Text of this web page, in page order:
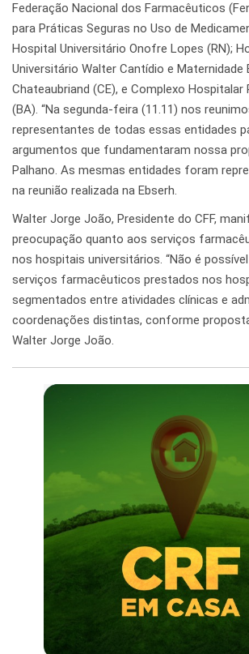
Federação Nacional dos Farmacêuticos
para Práticas Seguras no Uso de
Hospital Universitário Onofre Lopes (RN);
Universitário Walter Cantídio e Maternidade
Chateaubriand (CE), e Complexo Hospitalar
(BA). “Na segunda-feira (11.11) nos
representantes de todas essas entidades
argumentos que fundamentaram nossa
Palhano. As mesmas entidades foram
na reunião realizada na Ebserh.
Walter Jorge João, Presidente do CFF,
preocupação quanto aos serviços
nos hospitais universitários. “Não é
serviços farmacêuticos prestados nos
segmentados entre atividades clínicas e
coordenações distintas, conforme proposta
Walter Jorge João.